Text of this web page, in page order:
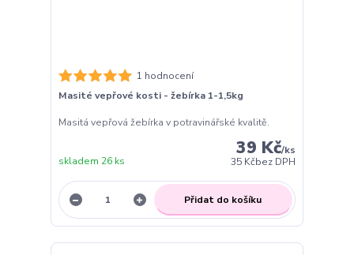
1 hodnocení
Masité vepřové kosti - žebírka 1-1,5kg
Masitá vepřová žebírka v potravinářské kvalitě.
39 Kč/ks
35 Kčbez DPH
skladem 26 ks
Přidat do košíku